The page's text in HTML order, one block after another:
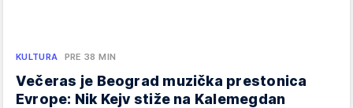
KULTURA PRE 38 MIN
Večeras je Beograd muzička prestonica
Evrope: Nik Kejv stiže na Kalemegdan